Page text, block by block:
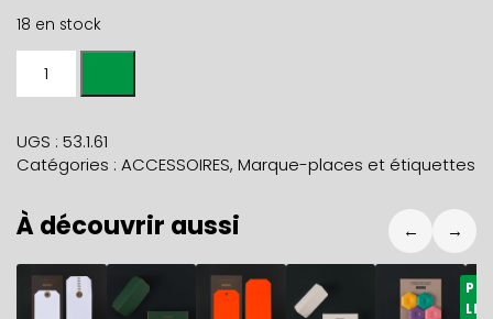
18 en stock
NOMINETTES
pinède
UGS : 53.1.61
Catégories : ACCESSOIRES, Marque-places et étiquettes
À découvrir aussi
6,90 € 11,80 6,90€ 11,80 11,50€
← →